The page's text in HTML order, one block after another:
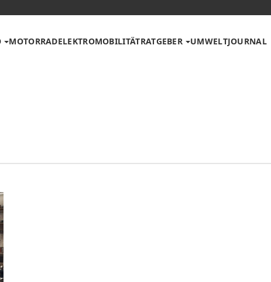
MOTORRADELEKTROMOBILITÄTRATGEBER UMWELTJOURNAL